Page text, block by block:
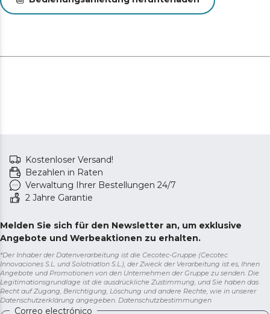
die Komponenten und gewährleistet eine längere
Kostenloser Versand!
Bezahlen in Raten
Verwaltung Ihrer Bestellungen 24/7
2 Jahre Garantie
Melden Sie sich für den Newsletter an, um exklusive
Angebote und Werbeaktionen zu erhalten.
*Der Inhaber der Datenverarbeitung ist die Cecotec-Gruppe (Cecotec
Innovaciones S.L. und Solotriatlon S.L.), der Zweck der Verarbeitung ist es, Ihnen
Angebote und Promotionen von den Unternehmen der Gruppe zu senden. Die
Legitimationsgrundlage ist die ausdrückliche Zustimmung, und Sie haben das
Recht auf Zugang, Berichtigung, Löschung und andere Rechte, wie in unserer
Datenschutzerklärung angegeben. Datenschutzbestimmungen
Correo electrónico